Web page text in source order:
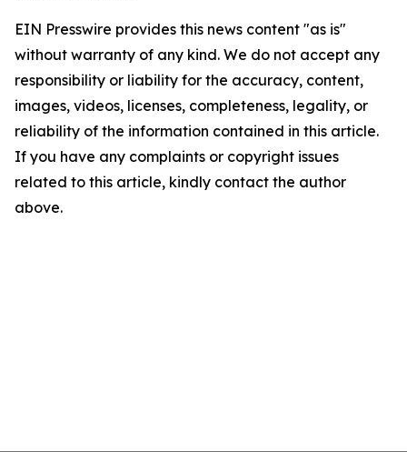
EIN Presswire provides this news content "as is"
without warranty of any kind. We do not accept any
responsibility or liability for the accuracy, content,
images, videos, licenses, completeness, legality, or
reliability of the information contained in this article.
If you have any complaints or copyright issues
related to this article, kindly contact the author
above.